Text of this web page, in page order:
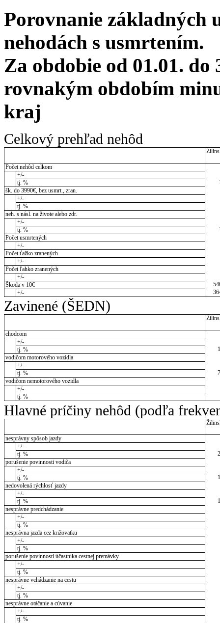
Porovnanie základných
nehodách s usmrtením.
Za obdobie od 01.01. do
rovnakým obdobím
kraj
Celkový prehľad nehôd
Počet nehôd celkom
+/-
tj. %
šk. do 3990€, bez usmrt., zran.
+/-
tj. %
neh. s násl. na živote alebo zdr.
+/-
tj. %
Počet usmrtených
+/-
Počet ťažko zranených
+/-
Počet ľahko zranených
+/-
Škoda v 10€
+/-
Zavinené (ŠEDN)
chodcom
+/-
tj. %
vodičom motorového vozidla
+/-
tj. %
vodičom nemotorového vozidla
+/-
tj. %
Hlavné príčiny nehôd (podľa
nesprávny spôsob jazdy
+/-
tj. %
porušenie povinnosti vodiča
+/-
tj. %
nedovolená rýchlosť jazdy
+/-
tj. %
nesprávne predchádzanie
+/-
tj. %
nesprávna jazda cez križovatku
+/-
tj. %
porušenie povinnosti účastníka cestnej premávky
+/-
tj. %
nesprávne vchádzanie na cestu
+/-
tj. %
nesprávne otáčanie a cúvanie
+/-
tj. %